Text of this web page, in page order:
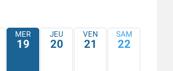
MER
19
JEU
20
VEN
21
SAM
22